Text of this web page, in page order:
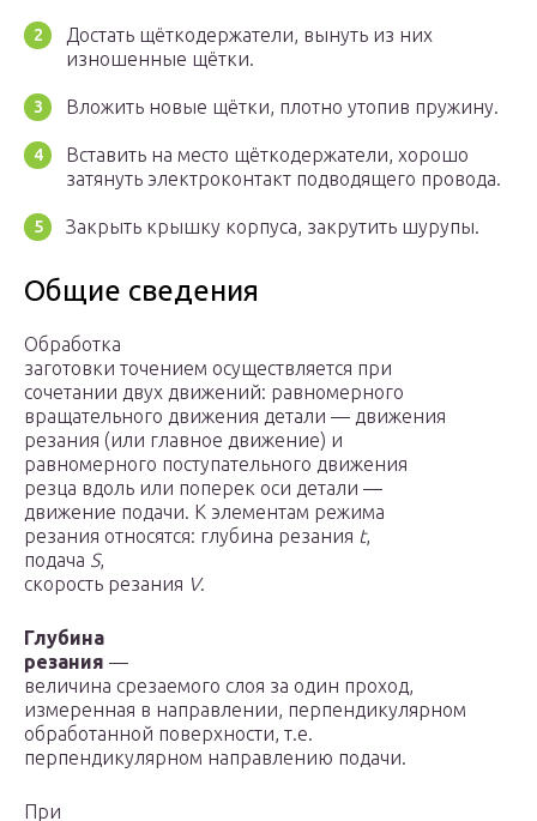
Достать щёткодержатели, вынуть из них
изношенные щётки.
Вложить новые щётки, плотно утопив пружину.
Вставить на место щёткодержатели, хорошо
затянуть электроконтакт подводящего провода.
Закрыть крышку корпуса, закрутить шурупы.
Общие сведения
Обработка
заготовки точением осуществляется при
сочетании двух движений: равномерного
вращательного движения детали — движения
резания (или главное движение) и
равномерного поступательного движения
резца вдоль или поперек оси детали —
движение подачи. К элементам режима
резания относятся: глубина резания t,
подача S,
скорость резания V.
Глубина
резания —
величина срезаемого слоя за один проход,
измеренная в направлении, перпендикулярном
обработанной поверхности, т.е.
перпендикулярном направлению подачи.
При